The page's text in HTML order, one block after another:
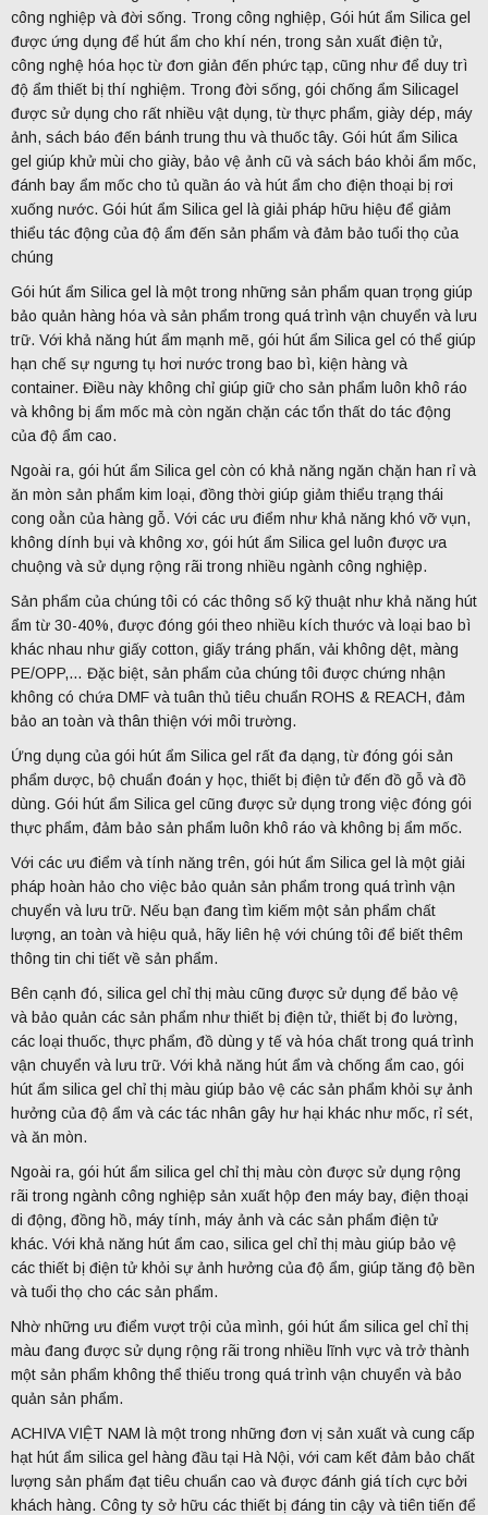
công nghiệp và đời sống. Trong công nghiệp, Gói hút ẩm Silica gel
được ứng dụng để hút ẩm cho khí nén, trong sản xuất điện tử,
công nghệ hóa học từ đơn giản đến phức tạp, cũng như để duy trì
độ ẩm thiết bị thí nghiệm. Trong đời sống, gói chống ẩm Silicagel
được sử dụng cho rất nhiều vật dụng, từ thực phẩm, giày dép, máy
ảnh, sách báo đến bánh trung thu và thuốc tây. Gói hút ẩm Silica
gel giúp khử mùi cho giày, bảo vệ ảnh cũ và sách báo khỏi ẩm mốc,
đánh bay ẩm mốc cho tủ quần áo và hút ẩm cho điện thoại bị rơi
xuống nước. Gói hút ẩm Silica gel là giải pháp hữu hiệu để giảm
thiểu tác động của độ ẩm đến sản phẩm và đảm bảo tuổi thọ của
chúng
Gói hút ẩm Silica gel là một trong những sản phẩm quan trọng giúp
bảo quản hàng hóa và sản phẩm trong quá trình vận chuyển và lưu
trữ. Với khả năng hút ẩm mạnh mẽ, gói hút ẩm Silica gel có thể giúp
hạn chế sự ngưng tụ hơi nước trong bao bì, kiện hàng và
container. Điều này không chỉ giúp giữ cho sản phẩm luôn khô ráo
và không bị ẩm mốc mà còn ngăn chặn các tổn thất do tác động
của độ ẩm cao.
Ngoài ra, gói hút ẩm Silica gel còn có khả năng ngăn chặn han rỉ và
ăn mòn sản phẩm kim loại, đồng thời giúp giảm thiểu trạng thái
cong oằn của hàng gỗ. Với các ưu điểm như khả năng khó vỡ vụn,
không dính bụi và không xơ, gói hút ẩm Silica gel luôn được ưa
chuộng và sử dụng rộng rãi trong nhiều ngành công nghiệp.
Sản phẩm của chúng tôi có các thông số kỹ thuật như khả năng hút
ẩm từ 30-40%, được đóng gói theo nhiều kích thước và loại bao bì
khác nhau như giấy cotton, giấy tráng phấn, vải không dệt, màng
PE/OPP,… Đặc biệt, sản phẩm của chúng tôi được chứng nhận
không có chứa DMF và tuân thủ tiêu chuẩn ROHS & REACH, đảm
bảo an toàn và thân thiện với môi trường.
Ứng dụng của gói hút ẩm Silica gel rất đa dạng, từ đóng gói sản
phẩm dược, bộ chuẩn đoán y học, thiết bị điện tử đến đồ gỗ và đồ
dùng. Gói hút ẩm Silica gel cũng được sử dụng trong việc đóng gói
thực phẩm, đảm bảo sản phẩm luôn khô ráo và không bị ẩm mốc.
Với các ưu điểm và tính năng trên, gói hút ẩm Silica gel là một giải
pháp hoàn hảo cho việc bảo quản sản phẩm trong quá trình vận
chuyển và lưu trữ. Nếu bạn đang tìm kiếm một sản phẩm chất
lượng, an toàn và hiệu quả, hãy liên hệ với chúng tôi để biết thêm
thông tin chi tiết về sản phẩm.
Bên cạnh đó, silica gel chỉ thị màu cũng được sử dụng để bảo vệ
và bảo quản các sản phẩm như thiết bị điện tử, thiết bị đo lường,
các loại thuốc, thực phẩm, đồ dùng y tế và hóa chất trong quá trình
vận chuyển và lưu trữ. Với khả năng hút ẩm và chống ẩm cao, gói
hút ẩm silica gel chỉ thị màu giúp bảo vệ các sản phẩm khỏi sự ảnh
hưởng của độ ẩm và các tác nhân gây hư hại khác như mốc, rỉ sét,
và ăn mòn.
Ngoài ra, gói hút ẩm silica gel chỉ thị màu còn được sử dụng rộng
rãi trong ngành công nghiệp sản xuất hộp đen máy bay, điện thoại
di động, đồng hồ, máy tính, máy ảnh và các sản phẩm điện tử
khác. Với khả năng hút ẩm cao, silica gel chỉ thị màu giúp bảo vệ
các thiết bị điện tử khỏi sự ảnh hưởng của độ ẩm, giúp tăng độ bền
và tuổi thọ cho các sản phẩm.
Nhờ những ưu điểm vượt trội của mình, gói hút ẩm silica gel chỉ thị
màu đang được sử dụng rộng rãi trong nhiều lĩnh vực và trở thành
một sản phẩm không thể thiếu trong quá trình vận chuyển và bảo
quản sản phẩm.
ACHIVA VIỆT NAM là một trong những đơn vị sản xuất và cung cấp
hạt hút ẩm silica gel hàng đầu tại Hà Nội, với cam kết đảm bảo chất
lượng sản phẩm đạt tiêu chuẩn cao và được đánh giá tích cực bởi
khách hàng. Công ty sở hữu các thiết bị đáng tin cậy và tiên tiến để